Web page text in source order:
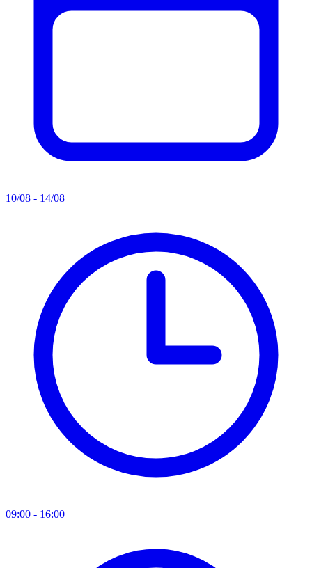
10/08 - 14/08
09:00 - 16:00